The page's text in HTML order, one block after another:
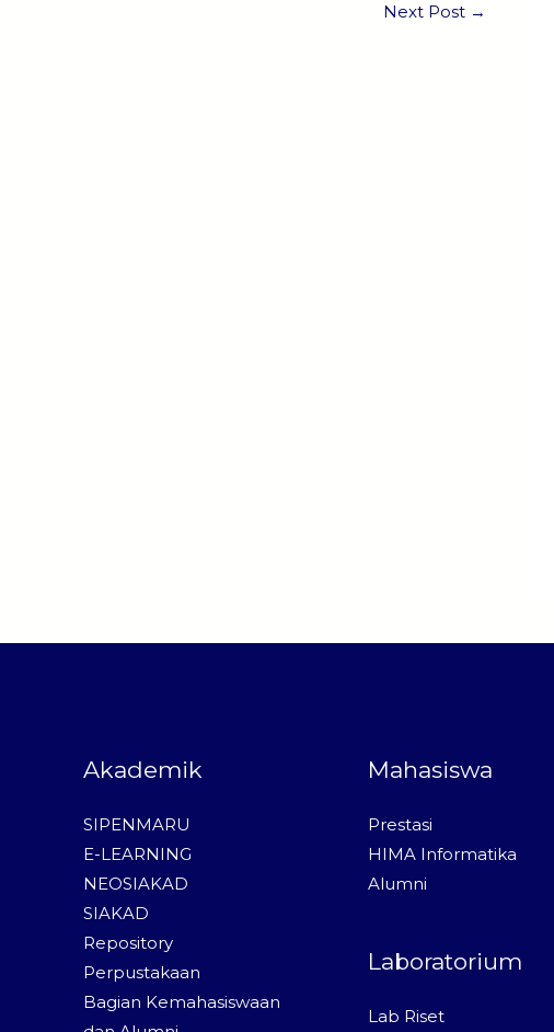
Next Post →
Akademik
SIPENMARU
E-LEARNING
NEOSIAKAD
SIAKAD
Repository
Perpustakaan
Bagian Kemahasiswaan
Mahasiswa
Prestasi
HIMA Informatika
Alumni
Laboratorium
Lab Riset